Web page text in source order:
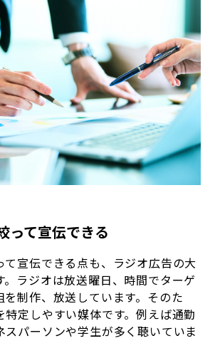
って宣伝できる
て宣伝できる点も、ラジオ広告の大
。ラジオは放送曜日、時間でターゲ
を制作、放送しています。そのた
特定しやすい媒体です。例えば通勤
スパーソンや学生が多く聴いていま